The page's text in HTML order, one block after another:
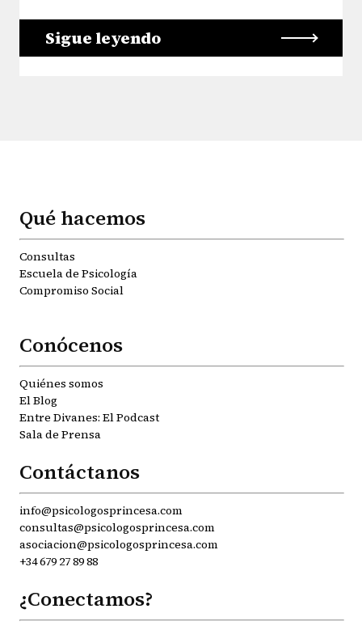
Sigue leyendo
Qué hacemos
Consultas
Escuela de Psicología
Compromiso Social
Conócenos
Quiénes somos
El Blog
Entre Divanes: El Podcast
Sala de Prensa
Contáctanos
info@psicologosprincesa.com
consultas@psicologosprincesa.com
asociacion@psicologosprincesa.com
+34 679 27 89 88
¿Conectamos?